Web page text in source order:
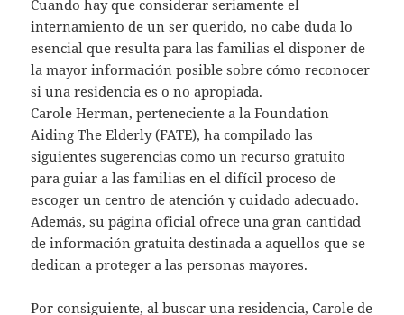
Cuando hay que considerar seriamente el
internamiento de un ser querido, no cabe duda lo
esencial que resulta para las familias el disponer de
la mayor información posible sobre cómo reconocer
si una residencia es o no apropiada.
Carole Herman, perteneciente a la Foundation
Aiding The Elderly (FATE), ha compilado las
siguientes sugerencias como un recurso gratuito
para guiar a las familias en el difícil proceso de
escoger un centro de atención y cuidado adecuado.
Además, su página oficial ofrece una gran cantidad
de información gratuita destinada a aquellos que se
dedican a proteger a las personas mayores.
Por consiguiente, al buscar una residencia, Carole de